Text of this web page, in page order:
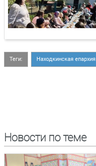
Теги: Находкинская епархия
Новости по теме